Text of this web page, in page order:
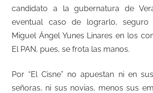
candidato a la gubernatura de
eventual caso de lograrlo, seguro
Miguel Ángel Yunes Linares en los
El PAN, pues, se frota las manos.
Por “El Cisne” no apuestan ni en
señoras, ni sus novias, menos sus